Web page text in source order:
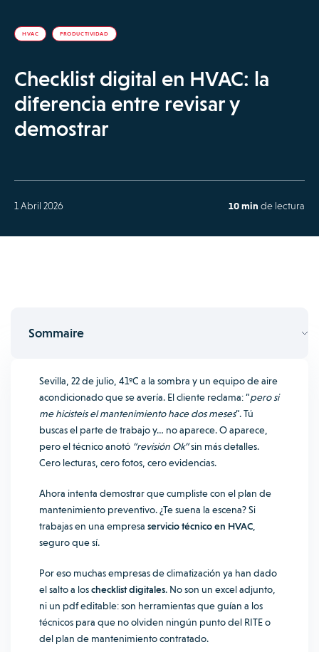
HVAC PRODUCTIVIDAD
Checklist digital en HVAC: la
diferencia entre revisar y
demostrar
1 Abril 2026 10 min de lectura
Sommaire
Sevilla, 22 de julio, 41ºC a la sombra y un equipo de aire
acondicionado que se avería. El cliente reclama: “pero si
me hicisteis el mantenimiento hace dos meses“.Tú
buscas el parte de trabajo y… no aparece. O aparece,
pero el técnico anotó “revisión Ok”sin más detalles.
Cero lecturas, cero fotos, cero evidencias.
Ahora intenta demostrar que cumpliste con el plan de
mantenimiento preventivo. ¿Te suena la escena? Si
trabajas en una empresa servicio técnico en HVAC
seguro que sí.
Por eso muchas empresas de climatización ya han dado
el salto a loschecklist digitales. No son un excel adjunto,
ni un pdf editable: son herramientas que guían a los
técnicos para que no olviden ningún punto del RITE o
del plan de mantenimiento contratado.